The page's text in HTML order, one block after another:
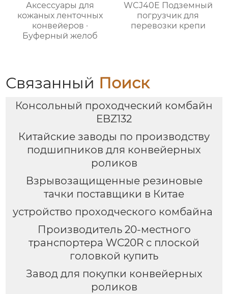
Аксессуары для
кожаных ленточных
конвейеров ·
Буферный желоб
WCJ40E Подземный
погрузчик для
перевозки крепи
Связанный Поиск
Консольный проходческий комбайн
EBZ132
Китайские заводы по производству
подшипников для конвейерных
роликов
Взрывозащищенные резиновые
тачки поставщики в Китае
устройство проходческого комбайна
Производитель 20-местного
транспортера WC20R с плоской
головкой купить
Завод для покупки конвейерных
роликов